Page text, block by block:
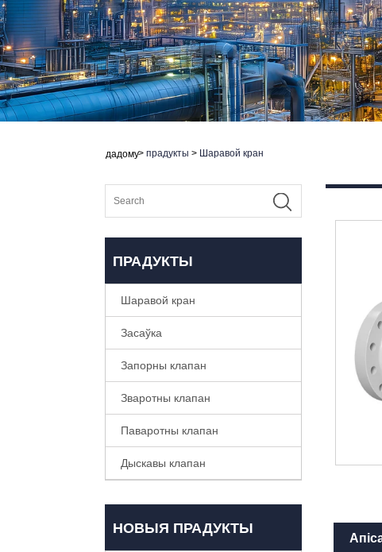
дадому> прадукты > Шаравой кран
ПРАДУКТЫ
Шаравой кран
Засаўка
Запорны клапан
Зваротны клапан
Паваротны клапан
Дыскавы клапан
НОВЫЯ ПРАДУКТЫ